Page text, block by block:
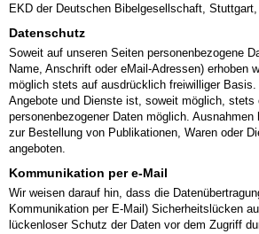
EKD der Deutschen Bibelgesellschaft, Stuttgart,
Datenschutz
Soweit auf unseren Seiten personenbezogene
Name, Anschrift oder eMail-Adressen) erhoben
möglich stets auf ausdrücklich freiwilliger Basis.
Angebote und Dienste ist, soweit möglich, stets
personenbezogener Daten möglich. Ausnahmen
zur Bestellung von Publikationen, Waren oder
angeboten.
Kommunikation per e-Mail
Wir weisen darauf hin, dass die
Kommunikation per E-Mail) Sicherheitslücken
lückenloser Schutz der Daten vor dem Zugriff